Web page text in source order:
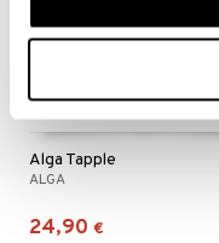
Alga Tapple
ALGA
24,90 €